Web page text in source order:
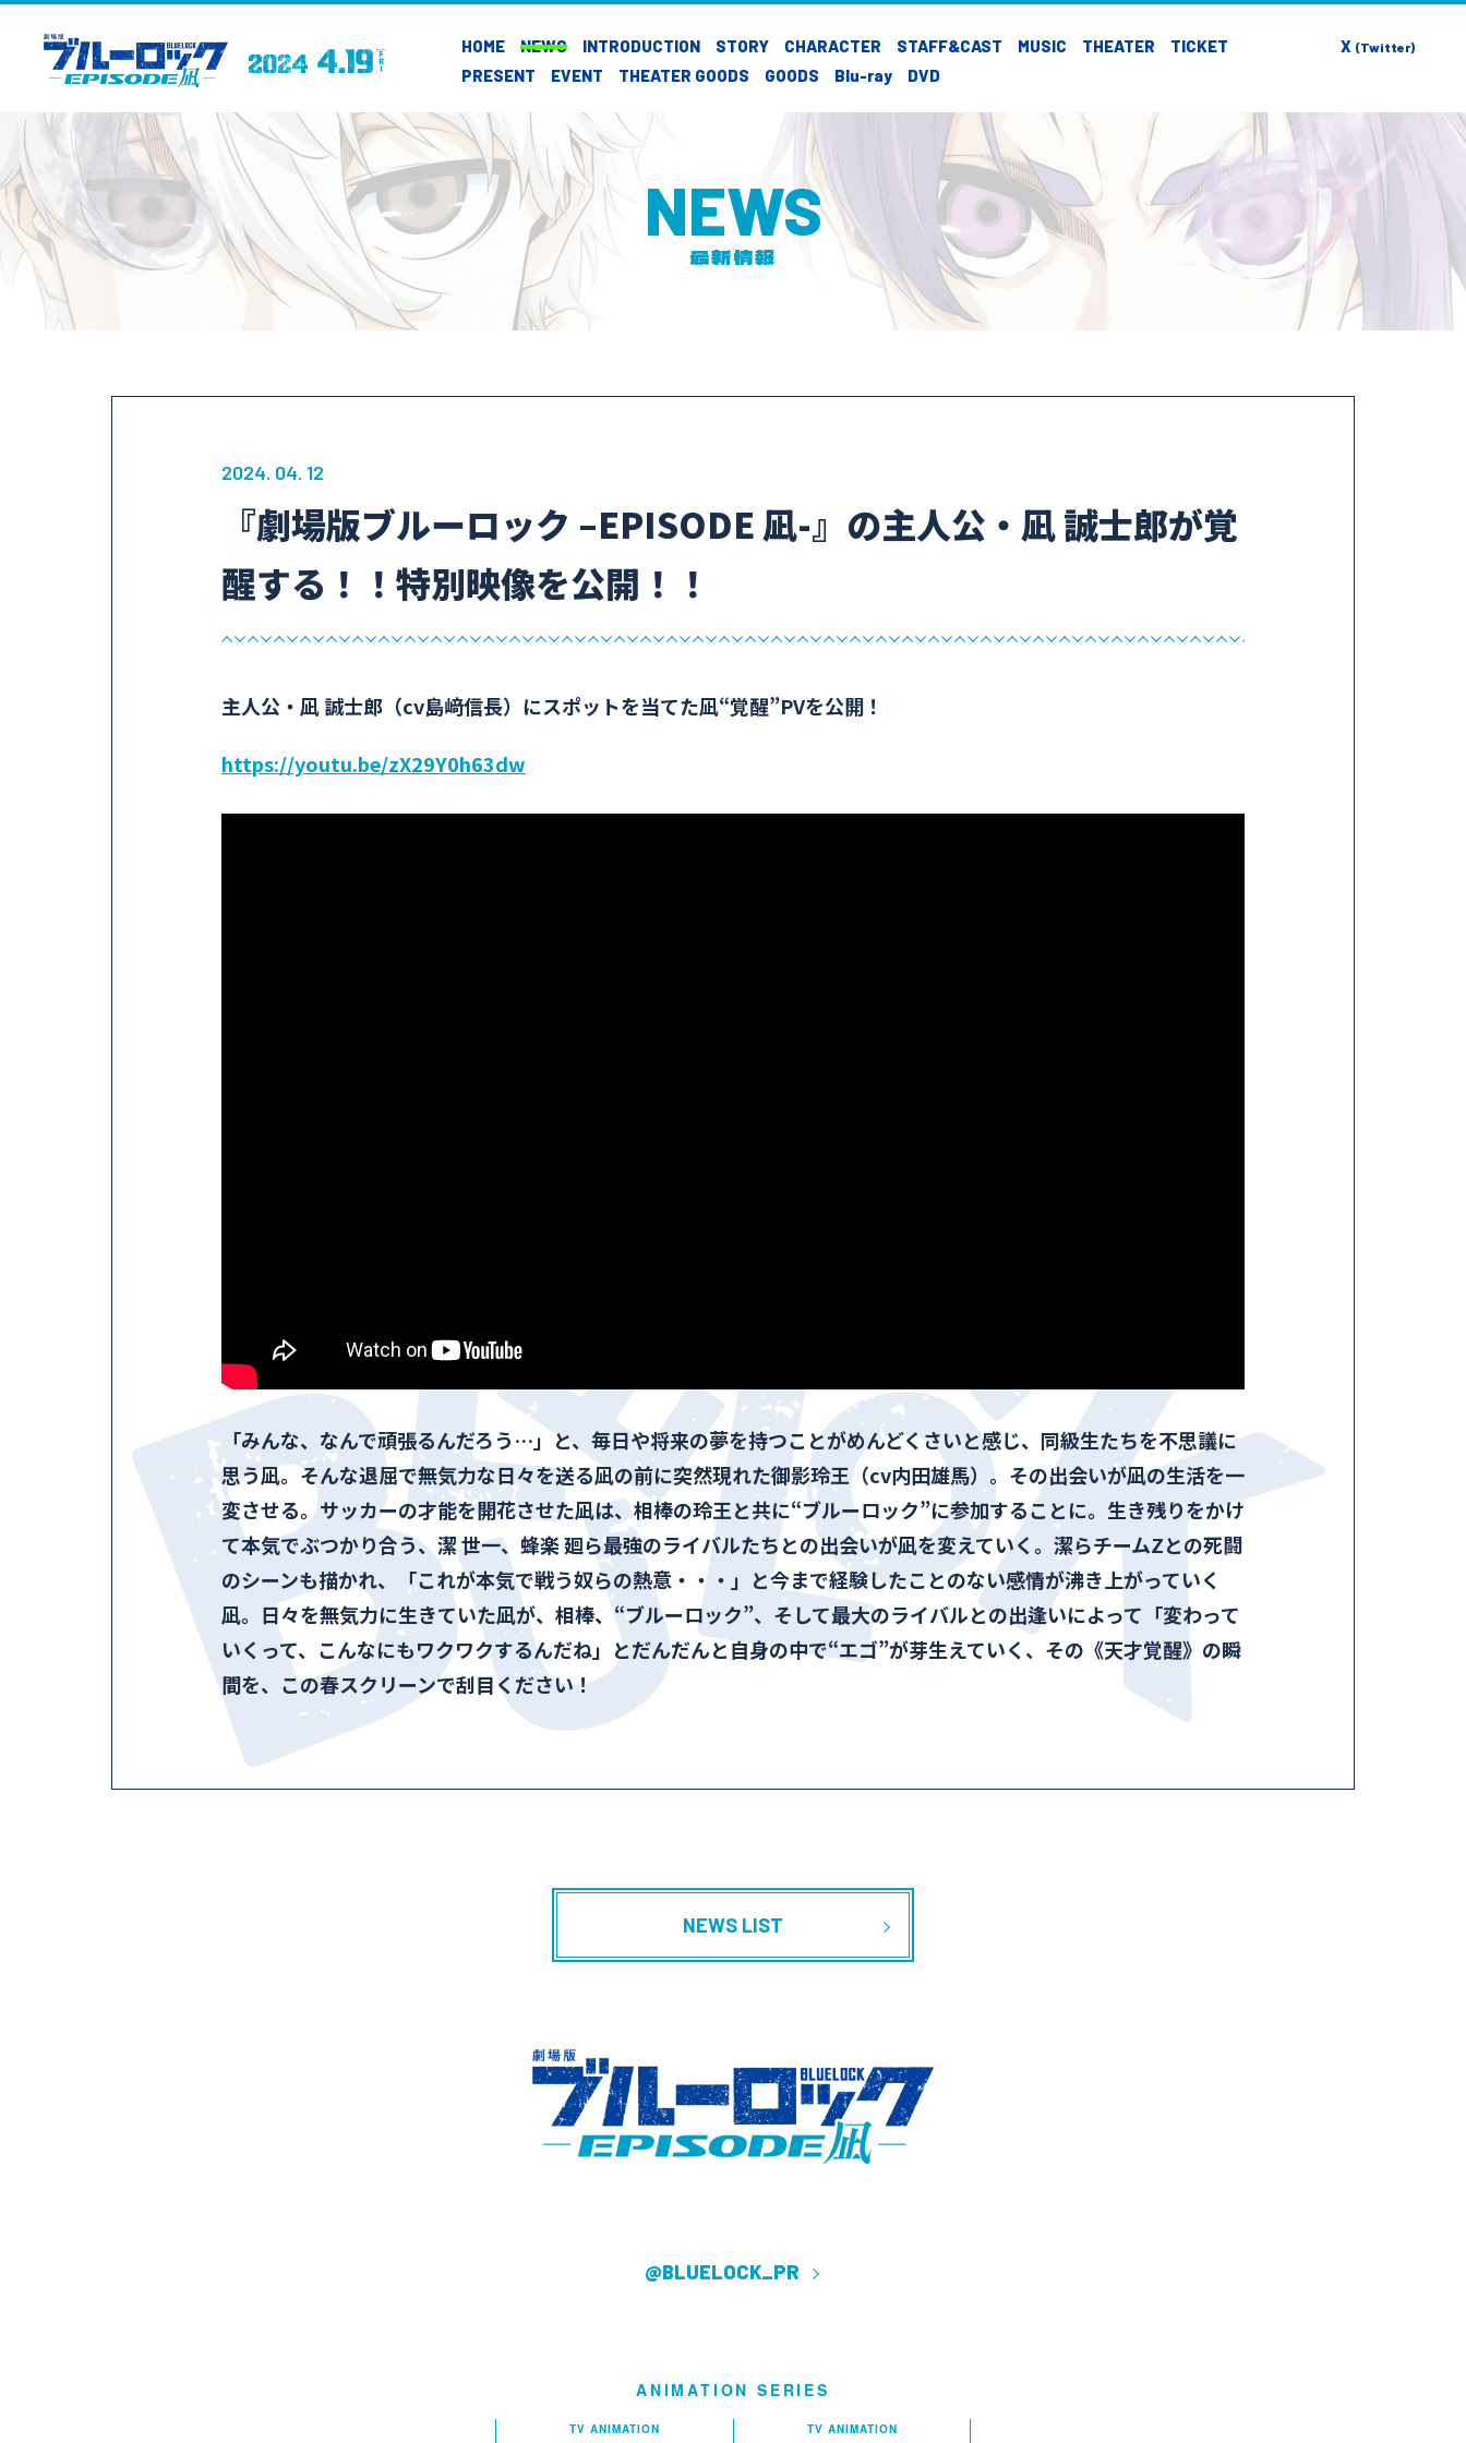
HOME NEWS INTRODUCTION STORY CHARACTER STAFF&CAST MUSIC THEATER
TICKET
PRESENT
EVENT THEATER GOODS GOODS Blu-ray DVD
X (Twitter)
NEWS
最新情報
2024. 04. 12
『劇場版ブルーロック –EPISODE 凪-』の主人公・凪 誠士郎が覚
醒する！！特別映像を公開！！
主人公・凪 誠士郎（cv島﨑信長）にスポットを当てた凪“覚醒”PVを公開！
https://youtu.be/zX29Y0h63dw
「みんな、なんで頑張るんだろう…」と、毎日や将来の夢を持つことがめんどくさいと感じ、同級生たちを不思議に
思う凪。そんな退屈で無気力な日々を送る凪の前に突然現れた御影玲王（cv内田雄馬）。その出会いが凪の生活を一
変させる。サッカーの才能を開花させた凪は、相棒の玲王と共に“ブルーロック”に参加することに。生き残りをかけ
て本気でぶつかり合う、潔 世一、蜂楽 廻ら最強のライバルたちとの出会いが凪を変えていく。潔らチームZとの死闘
のシーンも描かれ、「これが本気で戦う奴らの熱意・・・」と今まで経験したことのない感情が沸き上がっていく
凪。日々を無気力に生きていた凪が、相棒、“ブルーロック”、そして最大のライバルとの出逢いによって「変わって
いくって、こんなにもワクワクするんだね」とだんだんと自身の中で“エゴ”が芽生えていく、その《天才覚醒》の瞬
間を、この春スクリーンで刮目ください！
NEWS LIST
@BLUELOCK_PR
ANIMATION SERIES
TV ANIMATION TV ANIMATION